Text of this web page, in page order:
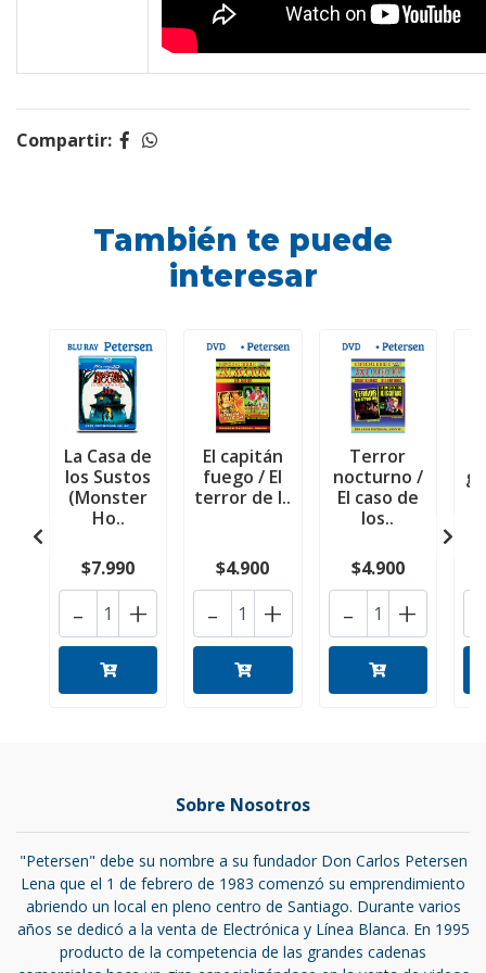
Compartir:
También te puede
interesar
La Casa de
los Sustos
(Monster
Ho..
$7.990
+
-
El capitán
fuego / El
terror de l..
$4.900
+
-
Terror
nocturno /
El caso de
los..
$4.900
+
-
Sobre Nosotros
"Petersen" debe su nombre a su fundador Don Carlos Petersen
Lena que el 1 de febrero de 1983 comenzó su emprendimiento
abriendo un local en pleno centro de Santiago. Durante varios
años se dedicó a la venta de Electrónica y Línea Blanca. En 1995
producto de la competencia de las grandes cadenas